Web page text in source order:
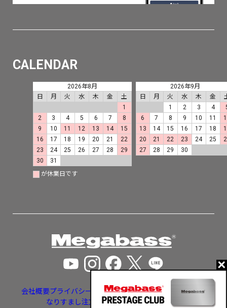
CALENDAR
2026年8月
日
月 火 水 木 金
土
1
2
3 4 5 6 7
8
9
10 11 12 13 14
15
16
17 18 19 20 21
22
23
24 25 26 27 28
29
30
31
2026年9月
日
月 火 水 木 金
1
2 3 4
6
7 8 9 10 11
13
14 15 16 17 18
20
21 22 23 24 25
27
28 29 30
が休業日です
会社概要プライバシーポリシー特定商取引法に基づく表示
なりすまし注文・いたずら注文等への対応